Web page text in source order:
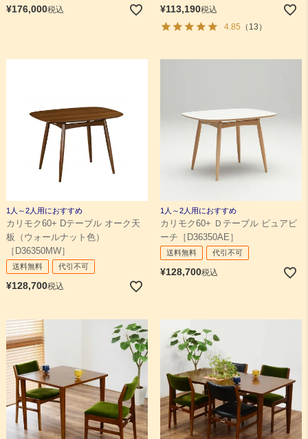
¥176,000税込 ¥113,190税込
4.85 （13）
1人～2人用におすすめ
カリモク60+ Dテーブル オーク天
板（ウォールナット色）
［D36350MW］
送料無料 代引不可
¥128,700税込
1人～2人用におすすめ
カリモク60+ Ｄテーブル ピュアビ
ーチ［D36350AE］
送料無料 代引不可
¥128,700税込